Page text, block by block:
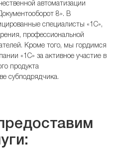
автоматизации
8». В
специалисты «1С»,
профессиональной
Кроме того, мы гордимся
«1С» за активное участие в
продукта
субподрядчика.